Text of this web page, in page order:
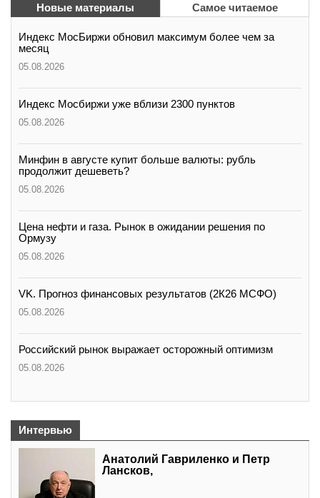
Новые материалы Самое читаемое
Индекс МосБиржи обновил максимум более чем за
месяц
05.08.2026
Индекс Мосбиржи уже вблизи 2300 пунктов
05.08.2026
Минфин в августе купит больше валюты: рубль
продолжит дешеветь?
05.08.2026
Цена нефти и газа. Рынок в ожидании решения по
Ормузу
05.08.2026
VK. Прогноз финансовых результатов (2К26 МСФО)
05.08.2026
Российский рынок выражает осторожный оптимизм
05.08.2026
Интервью
Анатолий Гавриленко и Петр
Лансков,